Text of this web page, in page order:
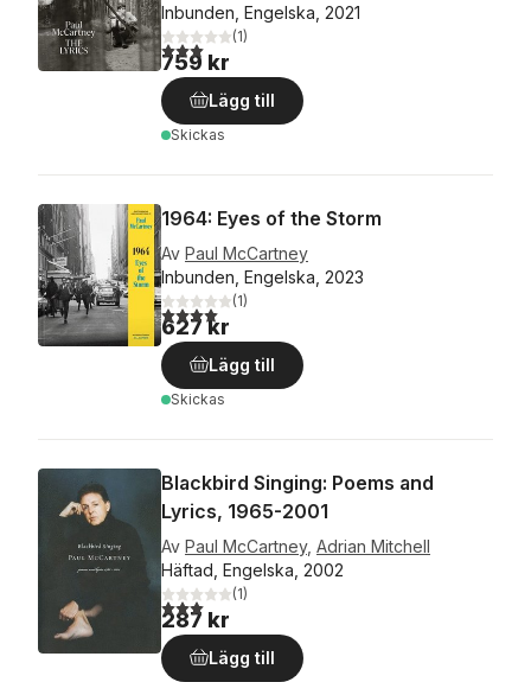
Inbunden, Engelska, 2021
3,0utav 5 stjärnor. Totalt antal röster:
(1)
759 kr
Lägg till
Skickas
1964: Eyes of the Storm
Av Paul McCartney
Inbunden, Engelska, 2023
4,0utav 5 stjärnor. Totalt antal röster:
(1)
627 kr
Lägg till
Skickas
Blackbird Singing: Poems and
Lyrics, 1965-2001
Av Paul McCartney, Adrian Mitchell
Häftad, Engelska, 2002
3,0utav 5 stjärnor. Totalt antal röster:
(1)
287 kr
Lägg till